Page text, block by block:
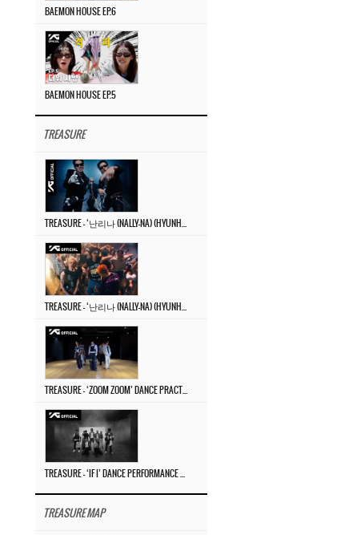
BAEMON HOUSE EP.6
BAEMON HOUSE EP.5
TREASURE
TREASURE MAP